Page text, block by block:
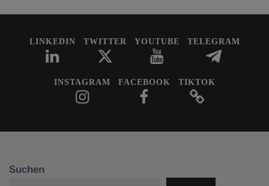
LINKEDIN TWITTER YOUTUBE TELEGRAM
INSTAGRAM FACEBOOK TIKTOK
Suchen